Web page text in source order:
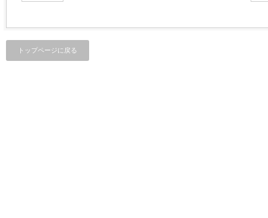
トップページに戻る